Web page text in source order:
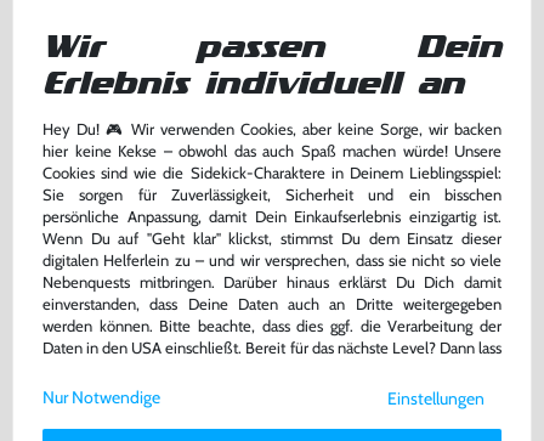
Tetris
Modul, gebraucht
nur34,99 €
Pokemon Gelbe Edition
DEUTSCH, Modul, gebraucht
nur86,99 €
Wir passen Dein
Erlebnis individuell an
Hey Du! 🎮 Wir verwenden Cookies, aber keine Sorge, wir backen
hier keine Kekse – obwohl das auch Spaß machen würde! Unsere
Cookies sind wie die Sidekick-Charaktere in Deinem Lieblingsspiel:
Sie sorgen für Zuverlässigkeit, Sicherheit und ein bisschen
persönliche Anpassung, damit Dein Einkaufserlebnis einzigartig ist.
Wenn Du auf "Geht klar" klickst, stimmst Du dem Einsatz dieser
digitalen Helferlein zu – und wir versprechen, dass sie nicht so viele
Nebenquests mitbringen. Darüber hinaus erklärst Du Dich damit
einverstanden, dass Deine Daten auch an Dritte weitergegeben
werden können. Bitte beachte, dass dies ggf. die Verarbeitung der
Daten in den USA einschließt. Bereit für das nächste Level? Dann lass
Weitere Informationen zu den von uns verwendeten Cookies und
Deinen Rechten als Nutzer findest Du in unsererDaten­schutz­
Einstellungen
Nur Notwendige